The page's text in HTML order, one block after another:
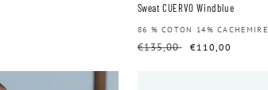
Sweat CUERVO Windblue
Distributeur :
86 % COTON 14% CACHEMIRE
Prix
€135,00
Prix
€110,00